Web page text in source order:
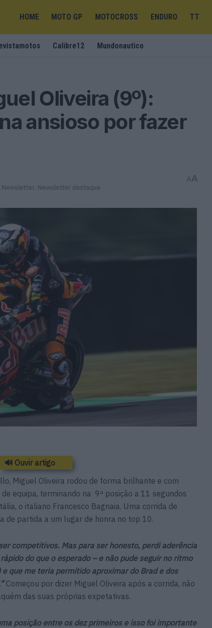
HOME MOTO GP MOTOCROSS ENDURO TT
Calibre12 Mundonautico
Oliveira (9º):
ansioso por fazer
Newsletter Newsletter destaque
AA
🔊 Ouvir artigo
Miguel Oliveira rodou de forma brilhante e com
equipa, terminando na 9ª posição a 11 segundos
o italiano Francesco Bagnaia. Uma corrida de
de partida a um lugar de honra no top 10.
competitivos. Mas para ser honesto, perdi aderência
do que o esperado – e não pude seguir no ritmo
que me teria permitido aproximar do Brad e dos
Começou por dizer Miguel Oliveira após a corrida, não
das suas próprias expetativas.
posição entre os dez primeiros e isso foi importante